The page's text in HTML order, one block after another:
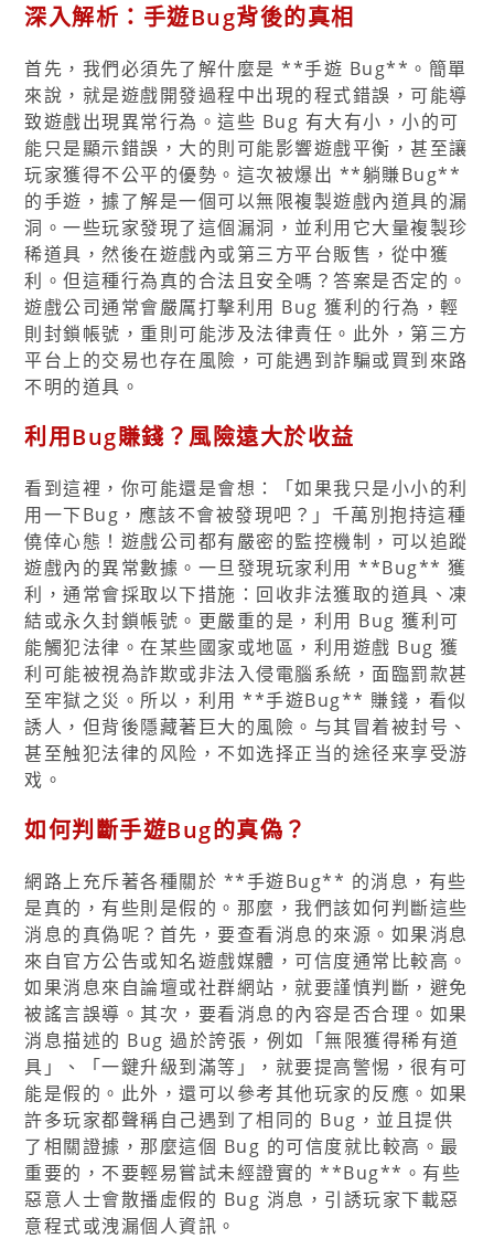
深入解析：手遊Bug背後的真相
首先，我們必須先了解什麼是 **手遊 Bug**。簡單
來說，就是遊戲開發過程中出現的程式錯誤，可能導
致遊戲出現異常行為。這些 Bug 有大有小，小的可
能只是顯示錯誤，大的則可能影響遊戲平衡，甚至讓
玩家獲得不公平的優勢。這次被爆出 **躺賺Bug**
的手遊，據了解是一個可以無限複製遊戲內道具的漏
洞。一些玩家發現了這個漏洞，並利用它大量複製珍
稀道具，然後在遊戲內或第三方平台販售，從中獲
利。但這種行為真的合法且安全嗎？答案是否定的。
遊戲公司通常會嚴厲打擊利用 Bug 獲利的行為，輕
則封鎖帳號，重則可能涉及法律責任。此外，第三方
平台上的交易也存在風險，可能遇到詐騙或買到來路
不明的道具。
利用Bug賺錢？風險遠大於收益
看到這裡，你可能還是會想：「如果我只是小小的利
用一下Bug，應該不會被發現吧？」千萬別抱持這種
僥倖心態！遊戲公司都有嚴密的監控機制，可以追蹤
遊戲內的異常數據。一旦發現玩家利用 **Bug** 獲
利，通常會採取以下措施：回收非法獲取的道具、凍
結或永久封鎖帳號。更嚴重的是，利用 Bug 獲利可
能觸犯法律。在某些國家或地區，利用遊戲 Bug 獲
利可能被視為詐欺或非法入侵電腦系統，面臨罰款甚
至牢獄之災。所以，利用 **手遊Bug** 賺錢，看似
誘人，但背後隱藏著巨大的風險。与其冒着被封号、
甚至触犯法律的风险，不如选择正当的途径来享受游
戏。
如何判斷手遊Bug的真偽？
網路上充斥著各種關於 **手遊Bug** 的消息，有些
是真的，有些則是假的。那麼，我們該如何判斷這些
消息的真偽呢？首先，要查看消息的來源。如果消息
來自官方公告或知名遊戲媒體，可信度通常比較高。
如果消息來自論壇或社群網站，就要謹慎判斷，避免
被謠言誤導。其次，要看消息的內容是否合理。如果
消息描述的 Bug 過於誇張，例如「無限獲得稀有道
具」、「一鍵升級到滿等」，就要提高警惕，很有可
能是假的。此外，還可以參考其他玩家的反應。如果
許多玩家都聲稱自己遇到了相同的 Bug，並且提供
了相關證據，那麼這個 Bug 的可信度就比較高。最
重要的，不要輕易嘗試未經證實的 **Bug**。有些
惡意人士會散播虛假的 Bug 消息，引誘玩家下載惡
意程式或洩漏個人資訊。